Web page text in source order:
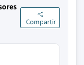
Compartir